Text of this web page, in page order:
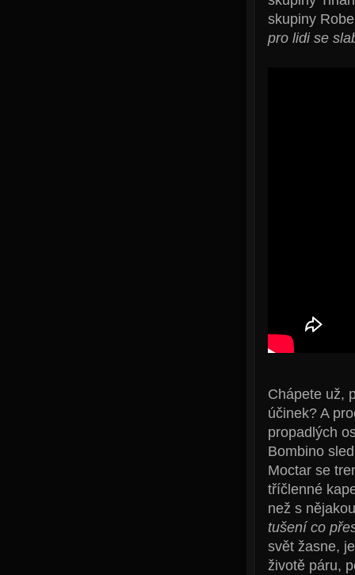
skupiny
pro lidi se
Chápete už,
účinek? A
propadlých
Bombino
Moctar se
tříčlenné
než s
tušení co
svět žasne,
životě páru,